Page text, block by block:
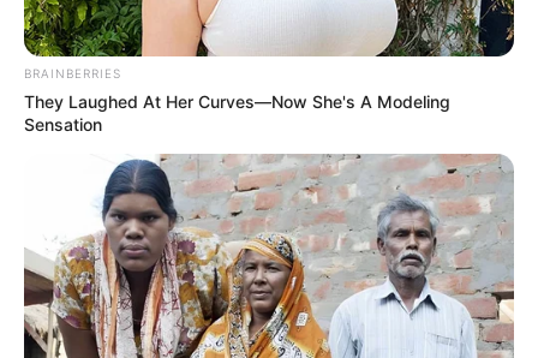
BRAINBERRIES
They Laughed At Her Curves—Now She's A Modeling
Sensation